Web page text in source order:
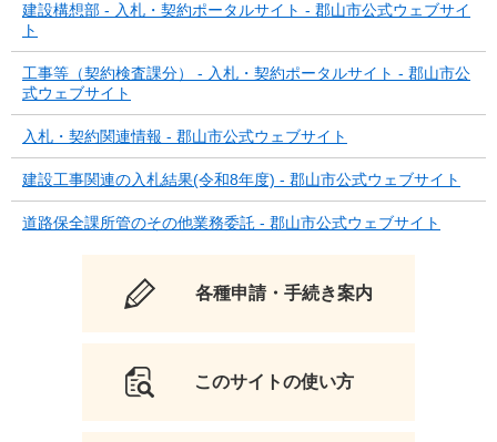
建設構想部 - 入札・契約ポータルサイト - 郡山市公式ウェブサイ
ト
工事等（契約検査課分） - 入札・契約ポータルサイト - 郡山市公
式ウェブサイト
入札・契約関連情報 - 郡山市公式ウェブサイト
建設工事関連の入札結果(令和8年度) - 郡山市公式ウェブサイト
道路保全課所管のその他業務委託 - 郡山市公式ウェブサイト
各種申請・手続き案内
このサイトの使い方